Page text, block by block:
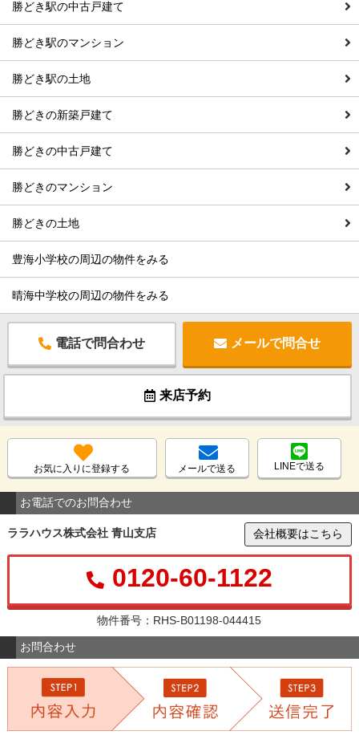
勝どき駅の中古戸建て
勝どき駅のマンション
勝どき駅の土地
勝どきの新築戸建て
勝どきの中古戸建て
勝どきのマンション
勝どきの土地
豊海小学校の周辺の物件をみる
晴海中学校の周辺の物件をみる
電話で問合わせ メールで問合せ
来店予約
お気に入りに登録する メールで送る LINEで送る
お電話でのお問合わせ
ララハウス株式会社 青山支店 会社概要はこちら
0120-60-1122
物件番号：RHS-B01198-044415
お問合わせ